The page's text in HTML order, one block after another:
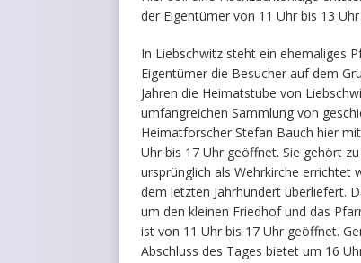
der Eigentümer von 11 Uhr bis 13
In Liebschwitz steht ein ehemaliges
Eigentümer die Besucher auf dem
Jahren die Heimatstube von
umfangreichen Sammlung von
Heimatforscher Stefan Bauch hier
Uhr bis 17 Uhr geöffnet. Sie gehört
ursprünglich als Wehrkirche errichtet
dem letzten Jahrhundert überliefert.
um den kleinen Friedhof und das
ist von 11 Uhr bis 17 Uhr geöffnet.
Abschluss des Tages bietet um 16